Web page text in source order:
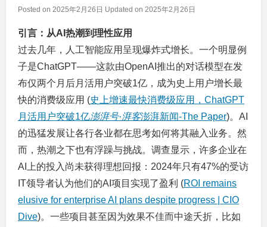
Posted on 2025年2月26日 Updated on 2025年2月26日
引言：从AI热潮到理性应用
过去几年，人工智能应用呈现爆炸式增长。一个明显例
子是ChatGPT——这款由OpenAI推出的对话模型在发
布仅两个月后月活用户突破1亿，成为史上用户增长最
快的消费级应用 (史上增速最快消费级应用，ChatGPT
月活用户突破1亿澎湃号·湃客澎湃新闻-The Paper)。AI
的迅猛发展让各行各业都在思考如何将其融入业务。然
而，热潮之下也有浮躁与挑战。调查显示，许多企业在
AI上的投入尚未获得理想回报：2024年只有47%的受访
IT领导者认为他们的AI项目实现了盈利 (ROI remains
elusive for enterprise AI plans despite progress | CIO
Dive)。一些项目甚至因为效果不佳而中途夭折，比如